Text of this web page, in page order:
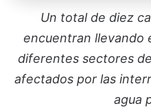
Un total de diez
encuentran llevando
diferentes sectores
afectados por las
agua